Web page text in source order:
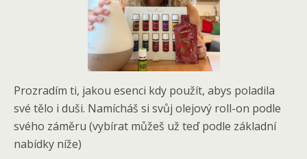
Prozradím ti, jakou esenci kdy použít, abys poladila
své tělo i duši. Namícháš si svůj olejový roll-on podle
svého záměru (vybírat můžeš už teď podle základní
nabídky níže)